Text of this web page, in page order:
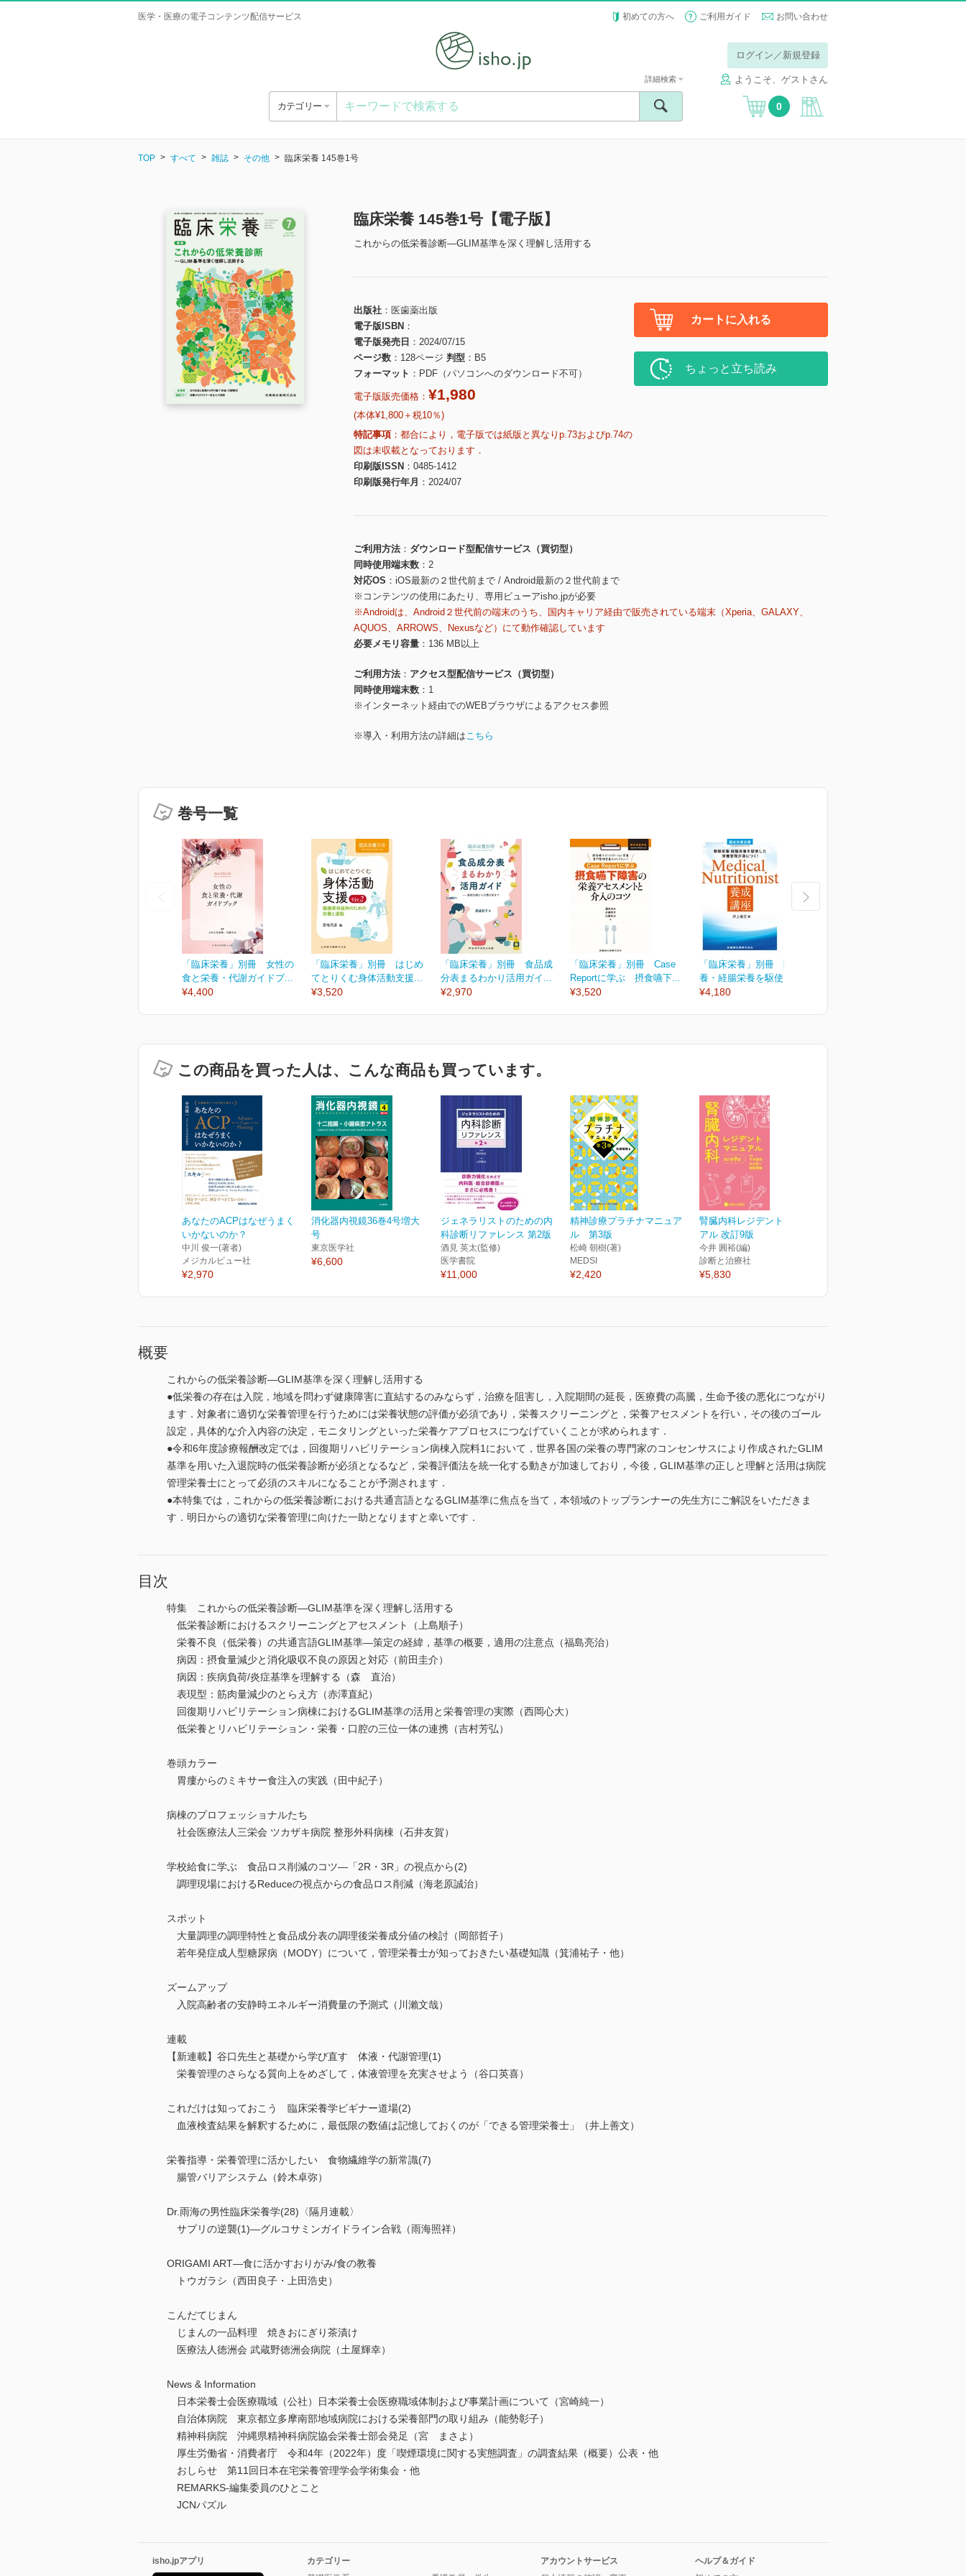
医学・医療の電子コンテンツ配信サービス 初めての方へ ご利用ガイド お問い合わせ
ログイン／新規登録
ようこそ、ゲストさん
カテゴリー
詳細検索
0
TOP すべて 雑誌 その他 臨床栄養 145巻1号
臨床栄養 145巻1号【電子版】
これからの低栄養診断―GLIM基準を深く理解し活用する
出版社
医歯薬出版
電子版ISBN
電子版発売日
2024/07/15
ページ数
128ページ 判型
B5
フォーマット
PDF（パソコンへのダウンロード不可）
電子版販売価格： ¥1,980
(本体¥1,800＋税10％)
特記事項
都合により，電子版では紙版と異なりp.73およびp.74の
図は未収載となっております．
印刷版ISSN
0485-1412
印刷版発行年月
2024/07
カートに入れる
ちょっと立ち読み
ご利用方法
ダウンロード型配信サービス（買切型）
同時使用端末数
2
対応OS
iOS最新の２世代前まで / Android最新の２世代前まで
※コンテンツの使用にあたり、専用ビューアisho.jpが必要
※Androidは、Android２世代前の端末のうち、国内キャリア経由で販売されている端末（Xperia、GALAXY、
AQUOS、ARROWS、Nexusなど）にて動作確認しています
必要メモリ容量
136 MB以上
ご利用方法
アクセス型配信サービス（買切型）
同時使用端末数
1
※インターネット経由でのWEBブラウザによるアクセス参照
※導入・利用方法の詳細はこちら
巻号一覧
「臨床栄養」別冊 女性の
食と栄養・代謝ガイドブ...
¥4,400
「臨床栄養」別冊 はじめ
てとりくむ身体活動支援...
¥3,520
「臨床栄養」別冊 食品成
分表まるわかり活用ガイ...
¥2,970
「臨床栄養」別冊 Case
Reportに学ぶ 摂食嚥下...
¥3,520
「臨床栄養」別冊 静脈栄
養・経腸栄養を駆使した...
¥4,180
この商品を買った人は、こんな商品も買っています。
あなたのACPはなぜうまく
いかないのか？
中川 俊一(著者)
メジカルビュー社
¥2,970
消化器内視鏡36巻4号増大
号
東京医学社
¥6,600
ジェネラリストのための内
科診断リファレンス 第2版
酒見 英太(監修)
医学書院
¥11,000
精神診療プラチナマニュア
ル 第3版
松崎 朝樹(著)
MEDSI
¥2,420
腎臓内科レジデントマニュ
アル 改訂9版
今井 圓裕(編)
診断と治療社
¥5,830
概要
これからの低栄養診断―GLIM基準を深く理解し活用する
●低栄養の存在は入院，地域を問わず健康障害に直結するのみならず，治療を阻害し，入院期間の延長，医療費の高騰，生命予後の悪化につながり
ます．対象者に適切な栄養管理を行うためには栄養状態の評価が必須であり，栄養スクリーニングと，栄養アセスメントを行い，その後のゴール
設定，具体的な介入内容の決定，モニタリングといった栄養ケアプロセスにつなげていくことが求められます．
●令和6年度診療報酬改定では，回復期リハビリテーション病棟入院料1において，世界各国の栄養の専門家のコンセンサスにより作成されたGLIM
基準を用いた入退院時の低栄養診断が必須となるなど，栄養評価法を統一化する動きが加速しており，今後，GLIM基準の正しと理解と活用は病院
管理栄養士にとって必須のスキルになることが予測されます．
●本特集では，これからの低栄養診断における共通言語となるGLIM基準に焦点を当て，本領域のトップランナーの先生方にご解説をいただきま
す．明日からの適切な栄養管理に向けた一助となりますと幸いです．
目次
特集 これからの低栄養診断―GLIM基準を深く理解し活用する
低栄養診断におけるスクリーニングとアセスメント（上島順子）
栄養不良（低栄養）の共通言語GLIM基準―策定の経緯，基準の概要，適用の注意点（福島亮治）
病因：摂食量減少と消化吸収不良の原因と対応（前田圭介）
病因：疾病負荷/炎症基準を理解する（森 直治）
表現型：筋肉量減少のとらえ方（赤澤直紀）
回復期リハビリテーション病棟におけるGLIM基準の活用と栄養管理の実際（西岡心大）
低栄養とリハビリテーション・栄養・口腔の三位一体の連携（吉村芳弘）
巻頭カラー
胃瘻からのミキサー食注入の実践（田中紀子）
病棟のプロフェッショナルたち
社会医療法人三栄会 ツカザキ病院 整形外科病棟（石井友賀）
学校給食に学ぶ 食品ロス削減のコツ―「2R・3R」の視点から(2)
調理現場におけるReduceの視点からの食品ロス削減（海老原誠治）
スポット
大量調理の調理特性と食品成分表の調理後栄養成分値の検討（岡部哲子）
若年発症成人型糖尿病（MODY）について，管理栄養士が知っておきたい基礎知識（箕浦祐子・他）
ズームアップ
入院高齢者の安静時エネルギー消費量の予測式（川瀨文哉）
連載
【新連載】谷口先生と基礎から学び直す 体液・代謝管理(1)
栄養管理のさらなる質向上をめざして，体液管理を充実させよう（谷口英喜）
これだけは知っておこう 臨床栄養学ビギナー道場(2)
血液検査結果を解釈するために，最低限の数値は記憶しておくのが「できる管理栄養士」（井上善文）
栄養指導・栄養管理に活かしたい 食物繊維学の新常識(7)
腸管バリアシステム（鈴木卓弥）
Dr.雨海の男性臨床栄養学(28)〈隔月連載〉
サプリの逆襲(1)―グルコサミンガイドライン合戦（雨海照祥）
ORIGAMI ART―食に活かすおりがみ/食の教養
トウガラシ（西田良子・上田浩史）
こんだてじまん
じまんの一品料理 焼きおにぎり茶漬け
医療法人徳洲会 武蔵野徳洲会病院（土屋輝幸）
News & Information
日本栄養士会医療職域（公社）日本栄養士会医療職域体制および事業計画について（宮崎純一）
自治体病院 東京都立多摩南部地域病院における栄養部門の取り組み（能勢彰子）
精神科病院 沖縄県精神科病院協会栄養士部会発足（宮 まさよ）
厚生労働省・消費者庁 令和4年（2022年）度「喫煙環境に関する実態調査」の調査結果（概要）公表・他
おしらせ 第11回日本在宅栄養管理学会学術集会・他
REMARKS-編集委員のひとこと
JCNパズル
isho.jpアプリ
カテゴリー
アカウントサービス
ヘルプ＆ガイド